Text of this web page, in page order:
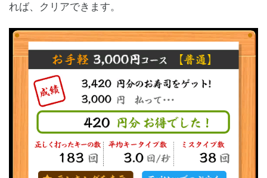
れば、クリアできます。